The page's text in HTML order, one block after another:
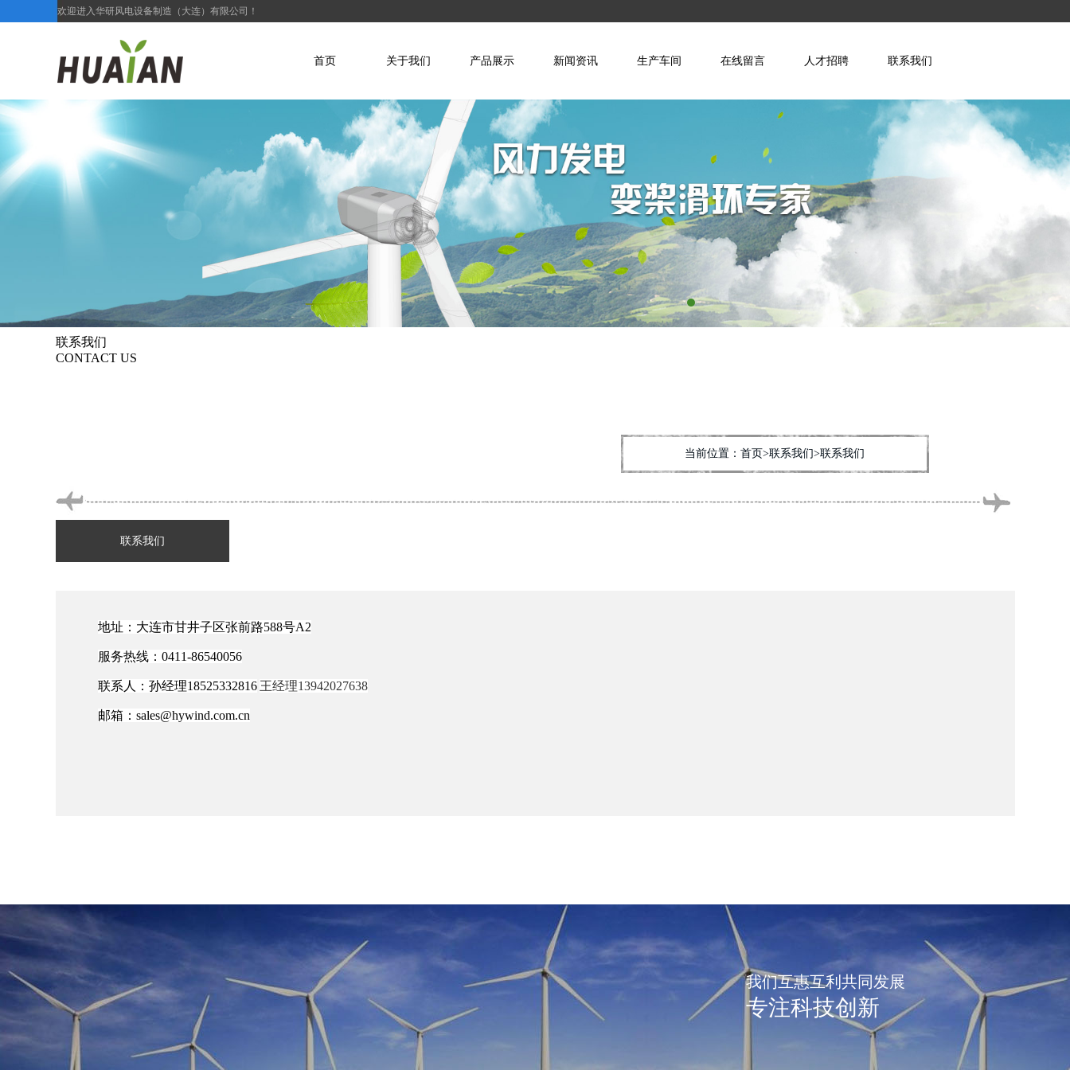
欢迎进入华研风电设备制造（大连）有限公司！
首页 关于我们 产品展示 新闻资讯 生产车间 在线留言 人才招聘 联系我们
联系我们
CONTACT US
当前位置： 首页>联系我们>联系我们
联系我们
地址：大连市甘井子区张前路588号A2
服务热线：0411-86540056
联系人： 孙经理18525332816 王经理13942027638
邮箱： sales@hywind.com.cn
我们互惠互利共同发展
专注科技创新